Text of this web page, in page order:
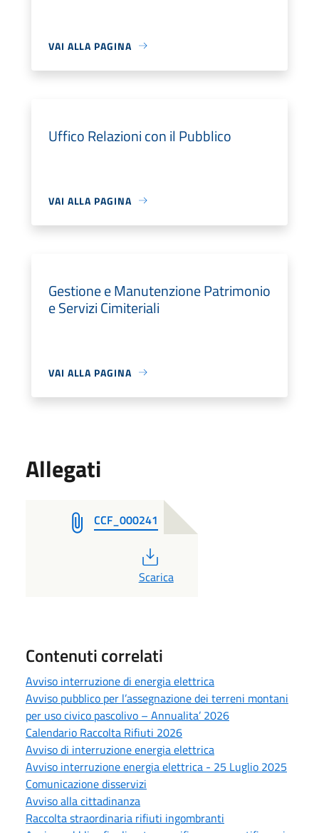
VAI ALLA PAGINA
Uffico Relazioni con il Pubblico
VAI ALLA PAGINA
Gestione e Manutenzione Patrimonio
e Servizi Cimiteriali
VAI ALLA PAGINA
Allegati
CCF_000241
PDF
Scarica
Contenuti correlati
Avviso interruzione di energia elettrica
Avviso pubblico per l’assegnazione dei terreni montani
per uso civico pascolivo – Annualita’ 2026
Calendario Raccolta Rifiuti 2026
Avviso di interruzione energia elettrica
Avviso interruzione energia elettrica - 25 Luglio 2025
Comunicazione disservizi
Avviso alla cittadinanza
Raccolta straordinaria rifiuti ingombranti